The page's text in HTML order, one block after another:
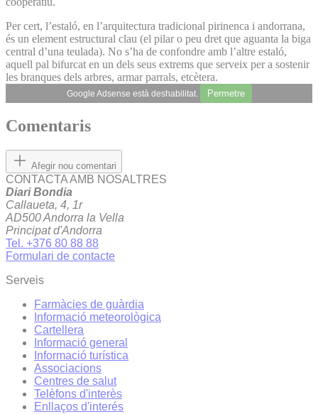
Per cert, l’estaló, en l’arquitectura tradicional pirinenca i andorrana,
és un element estructural clau (el pilar o peu dret que aguanta la biga
central d’una teulada). No s’ha de confondre amb l’altre estaló,
aquell pal bifurcat en un dels seus extrems que serveix per a sostenir
les branques dels arbres, armar parrals, etcètera.
Google Adsense està deshabilitat. Permetre
Comentaris
Afegir nou comentari
CONTACTA AMB NOSALTRES
Diari Bondia
Callaueta, 4, 1r
AD500 Andorra la Vella
Principat d'Andorra
Tel. +376 80 88 88
Formulari de contacte
Serveis
Farmàcies de guàrdia
Informació meteorològica
Cartellera
Informació general
Informació turística
Associacions
Centres de salut
Telèfons d'interès
Enllaços d'interés